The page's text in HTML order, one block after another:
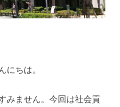
ちは。
みません。今回は社会貢